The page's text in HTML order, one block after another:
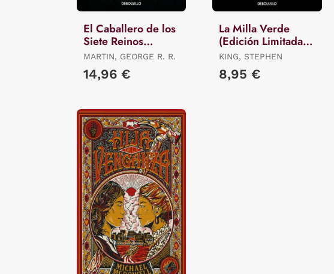
El Caballero de los
Siete Reinos
(Canción de Hielo
y Fuego)
MARTIN, GEORGE R. R.
14,96 €
La Milla Verde
(Edición Limitada ·
Verano)
KING, STEPHEN
8,95 €